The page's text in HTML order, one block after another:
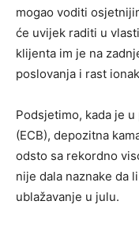
mogao voditi
će uvijek raditi u
klijenta im je na
poslovanja i rast
Podsjetimo, kada je
(ECB), depozitna
odsto sa rekordno
nije dala naznake da
ublažavanje u julu.